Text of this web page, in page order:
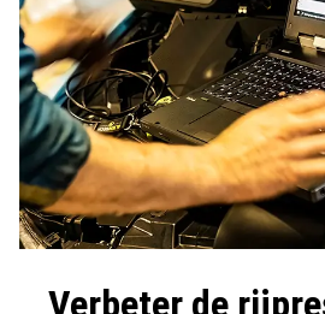
Verbeter de